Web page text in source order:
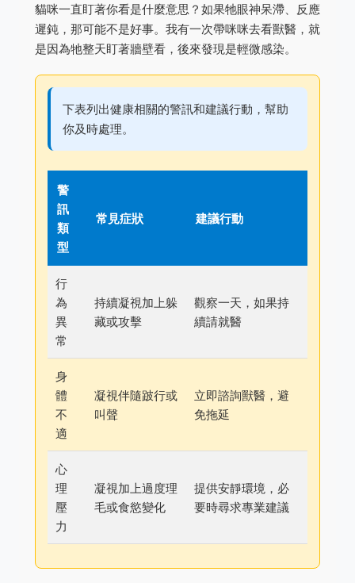
貓咪一直盯著你看是什麼意思？如果牠眼神呆滯、反應
遲鈍，那可能不是好事。我有一次帶咪咪去看獸醫，就
是因為牠整天盯著牆壁看，後來發現是輕微感染。
下表列出健康相關的警訊和建議行動，幫助
你及時處理。
警
訊
類
型
常見症狀 建議行動
行
為
異
常
持續凝視加上躲
藏或攻擊
觀察一天，如果持
續請就醫
身
體
不
適
凝視伴隨跛行或
叫聲
立即諮詢獸醫，避
免拖延
心
理
壓
力
凝視加上過度理
毛或食慾變化
提供安靜環境，必
要時尋求專業建議